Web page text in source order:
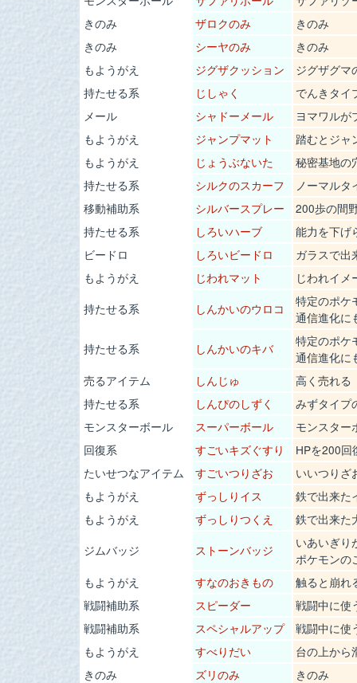
きのみ
ザロクのみ
きのみ
きのみ
シーヤのみ
きのみ
もようがえ
ジグザクッション
ジグザグマ
持たせる系
じしゃく
でんきタイ
メール
シャドーメール
ヨマワルが
もようがえ
ジャンプマット
踏むとジャ
もようがえ
じょうぶないた
秘密基地の
持たせる系
シルクのスカーフ
ノーマル
移動補助系
シルバースプレー
200歩の間
持たせる系
しろいハーブ
能力を下げ
ビードロ
しろいビードロ
ガラスで出
もようがえ
じわれマット
じわれイメ
持たせる系
しんかいのウロコ
特定のポケ
通信進化に
持たせる系
しんかいのキバ
特定のポケ
通信進化に
売るアイテム
しんじゅ
高く売れる
持たせる系
しんぴのしずく
みずタイプ
モンスターボール
スーパーボール
モンスター
回復系
すごいキズぐすり
HPを200回
たいせつなアイテム
すごいつりざお
いいつりざ
もようがえ
ずっしりイス
鉄で出来た
もようがえ
ずっしりつくえ
鉄で出来た
ジムバッジ
ストーンバッジ
いあいぎり
ポケモンの
もようがえ
すなのおきもの
触ると崩れ
戦闘補助系
スピーダー
戦闘中に使
戦闘補助系
スペシャルアップ
戦闘中に使
もようがえ
すべりだい
台の上から
きのみ
ズリのみ
きのみ